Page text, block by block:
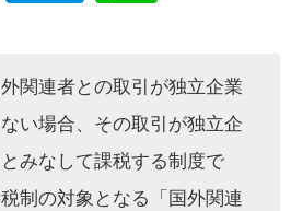
関連者との取引が独立企業
い場合、その取引が独立企
みなして課税する制度で
制の対象となる「国外関連